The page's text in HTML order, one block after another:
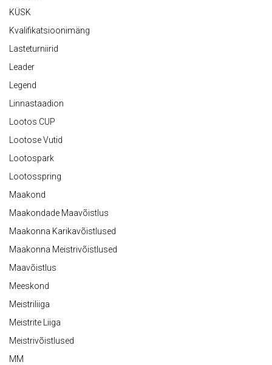
KÜSK
Kvalifikatsioonimäng
Lasteturniirid
Leader
Legend
Linnastaadion
Lootos CUP
Lootose Vutid
Lootospark
Lootosspring
Maakond
Maakondade Maavõistlus
Maakonna Karikavõistlused
Maakonna Meistrivõistlused
Maavõistlus
Meeskond
Meistriliiga
Meistrite Liiga
Meistrivõistlused
MM